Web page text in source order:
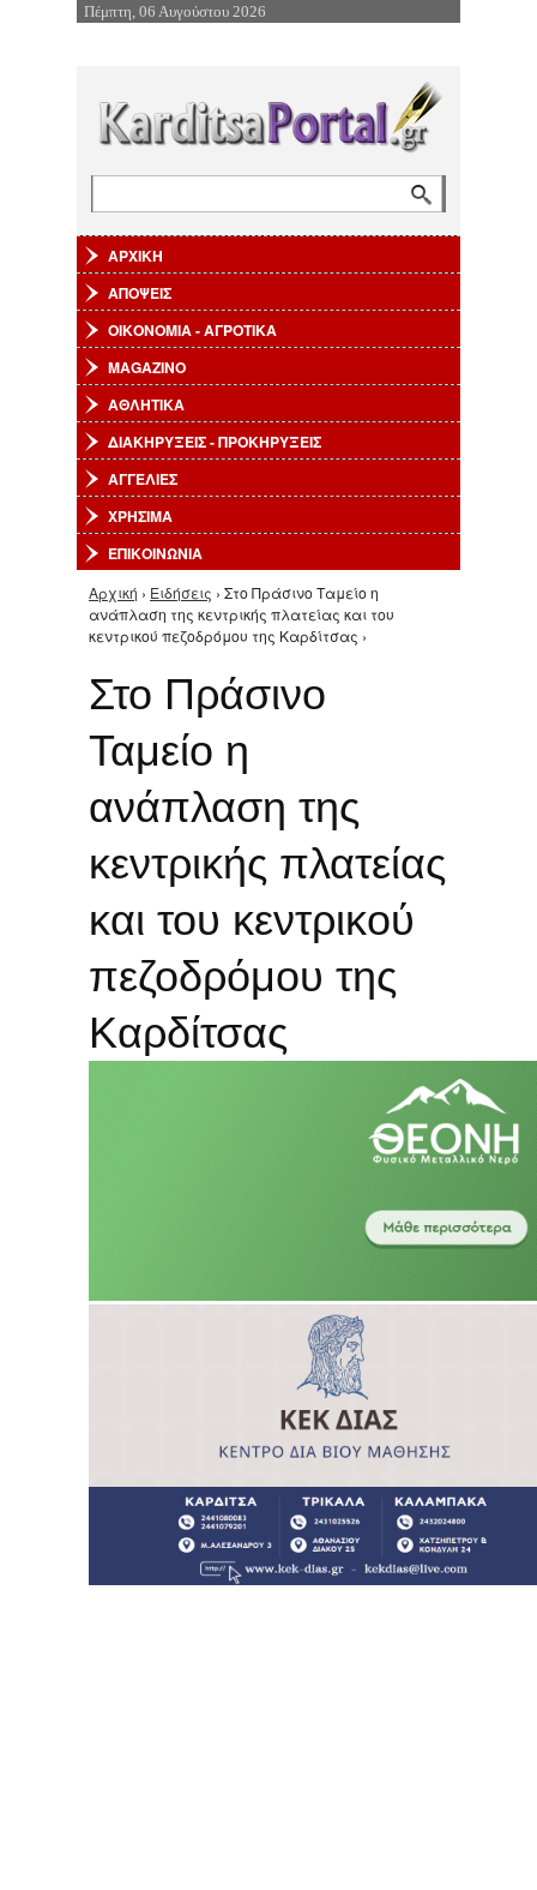
Επιστροφή στην Πλοήγηση
Πέμπτη, 06 Αυγούστου 2026
ΑΡΧΙΚΗ
ΑΠΟΨΕΙΣ
ΟΙΚΟΝΟΜΙΑ - ΑΓΡΟΤΙΚΑ
MAGAZINO
ΑΘΛΗΤΙΚΑ
ΔΙΑΚΗΡΥΞΕΙΣ - ΠΡΟΚΗΡΥΞΕΙΣ
ΑΓΓΕΛΙΕΣ
ΧΡΗΣΙΜΑ
ΕΠΙΚΟΙΝΩΝΙΑ
Είστε εδώ
Αρχική › Ειδήσεις › Στο Πράσινο Ταμείο η
ανάπλαση της κεντρικής πλατείας και του
κεντρικού πεζοδρόμου της Καρδίτσας ›
Στο Πράσινο
Ταμείο η
ανάπλαση της
κεντρικής πλατείας
και του κεντρικού
πεζοδρόμου της
Καρδίτσας